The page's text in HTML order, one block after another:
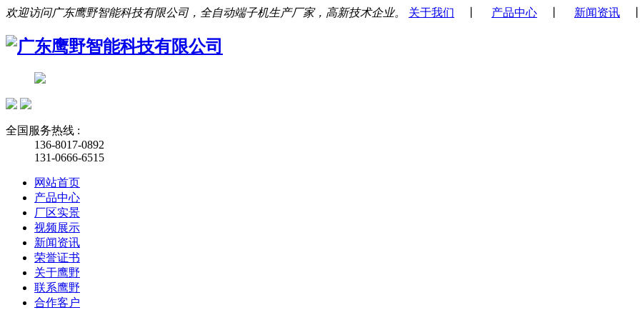
欢迎访问广东鹰野智能科技有限公司，全自动端子机生产厂家，高新技术企业。 关于我们 产品中心 新闻资讯
全国服务热线 :
136-8017-0892
131-0666-6515
网站首页
产品中心
厂区实景
视频展示
新闻资讯
荣誉证书
关于鹰野
联系鹰野
合作客户